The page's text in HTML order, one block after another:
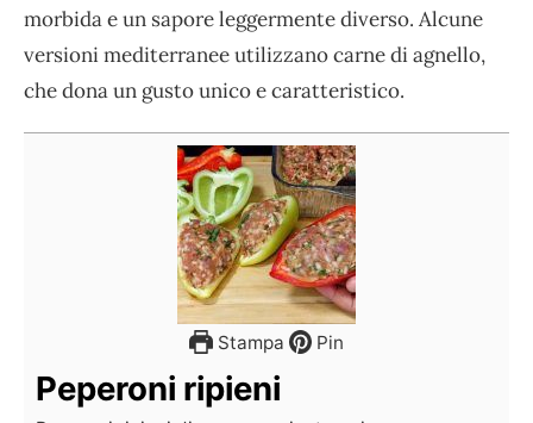
morbida e un sapore leggermente diverso. Alcune
versioni mediterranee utilizzano carne di agnello,
che dona un gusto unico e caratteristico.
Stampa Pin
Peperoni ripieni